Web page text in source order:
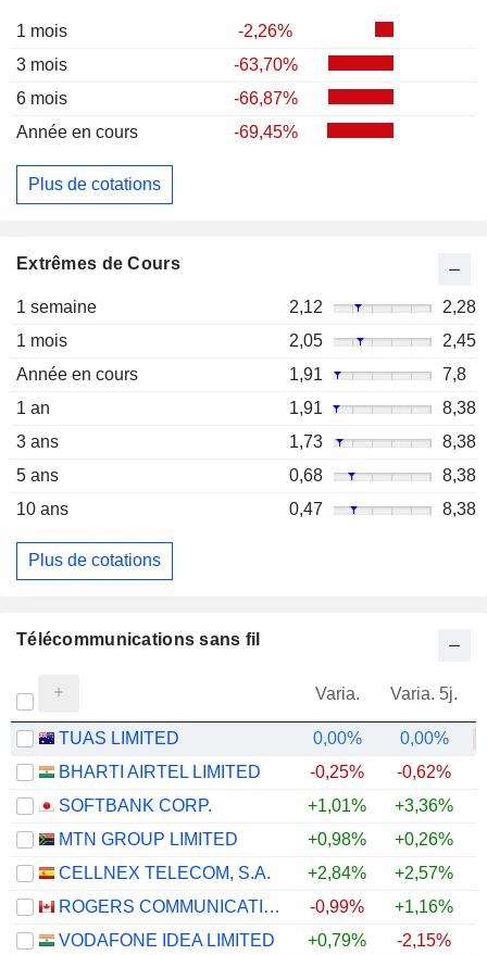
1 mois
-2,26%
3 mois
-63,70%
6 mois
-66,87%
Année en cours
-69,45%
Plus de cotations
Extrêmes de Cours
1 semaine 2,12
2,28
1 mois
2,05
2,45
Année en cours
1,91
7,8
1 an
1,91
8,38
3 ans
1,73
8,38
5 ans
0,68
8,38
10 ans
0,47 8,38
Plus de cotations
Télécommunications sans fil
Varia. Varia. 5j.
TUAS LIMITED 0,00% 0,00%
BHARTI AIRTEL LIMITED
-0,25% -0,62%
SOFTBANK CORP.
+1,01% +3,36%
MTN GROUP LIMITED
+0,98% +0,26%
CELLNEX TELECOM, S.A.
+2,84% +2,57%
ROGERS COMMUNICATIONS INC.
-0,99% +1,16%
VODAFONE IDEA LIMITED
+0,79% -2,15%